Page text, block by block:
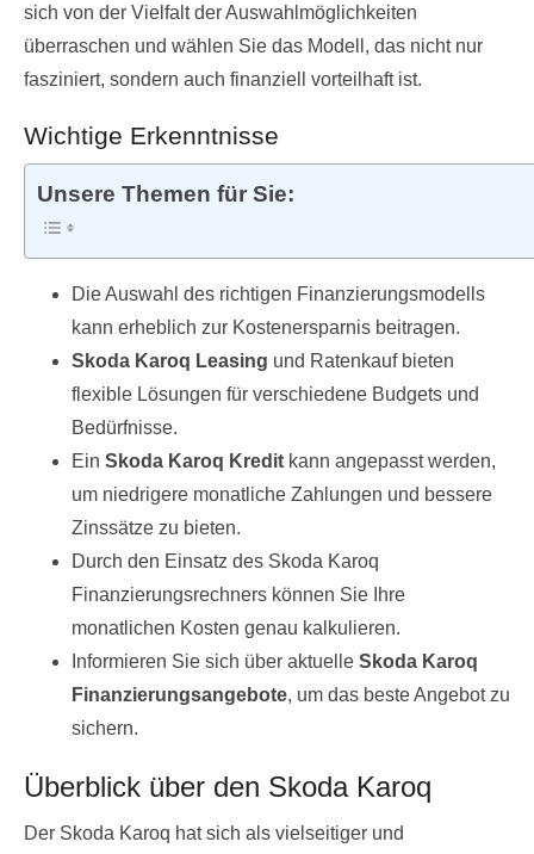
sich von der Vielfalt der Auswahlmöglichkeiten
überraschen und wählen Sie das Modell, das nicht nur
fasziniert, sondern auch finanziell vorteilhaft ist.
Wichtige Erkenntnisse
Unsere Themen für Sie:
Die Auswahl des richtigen Finanzierungsmodells
kann erheblich zur Kostenersparnis beitragen.
Skoda Karoq Leasing und Ratenkauf bieten
flexible Lösungen für verschiedene Budgets und
Bedürfnisse.
Ein Skoda Karoq Kredit kann angepasst werden,
um niedrigere monatliche Zahlungen und bessere
Zinssätze zu bieten.
Durch den Einsatz des Skoda Karoq
Finanzierungsrechners können Sie Ihre
monatlichen Kosten genau kalkulieren.
Informieren Sie sich über aktuelle Skoda Karoq
Finanzierungsangebote, um das beste Angebot zu
sichern.
Überblick über den Skoda Karoq
Der Skoda Karoq hat sich als vielseitiger und